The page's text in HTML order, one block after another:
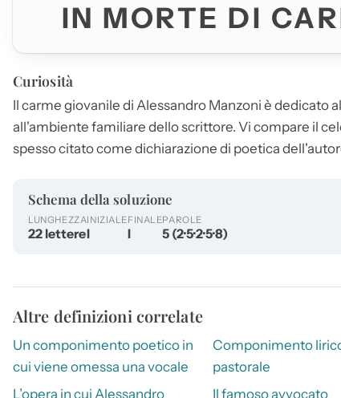
IN MORTE DI
Curiosità
Il carme giovanile di Alessandro Manzoni è dedicato
all'ambiente familiare dello scrittore. Vi compare il
spesso citato come dichiarazione di poetica
Schema della soluzione
LUNGHEZZA
22 lettere
INIZIALE
I
FINALE
I
PAROLE
5 (2·5·2·5·8)
Altre definizioni correlate
Un componimento poetico in
cui viene omessa una vocale
Componimento
pastorale
L’opera in cui Alessandro
Il famoso avvocato